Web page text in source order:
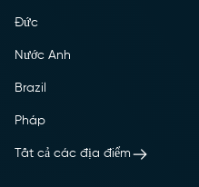
Đức
Nước Anh
Brazil
Pháp
Tất cả các địa điểm